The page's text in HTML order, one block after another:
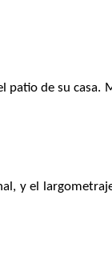
patio de su casa.
y el